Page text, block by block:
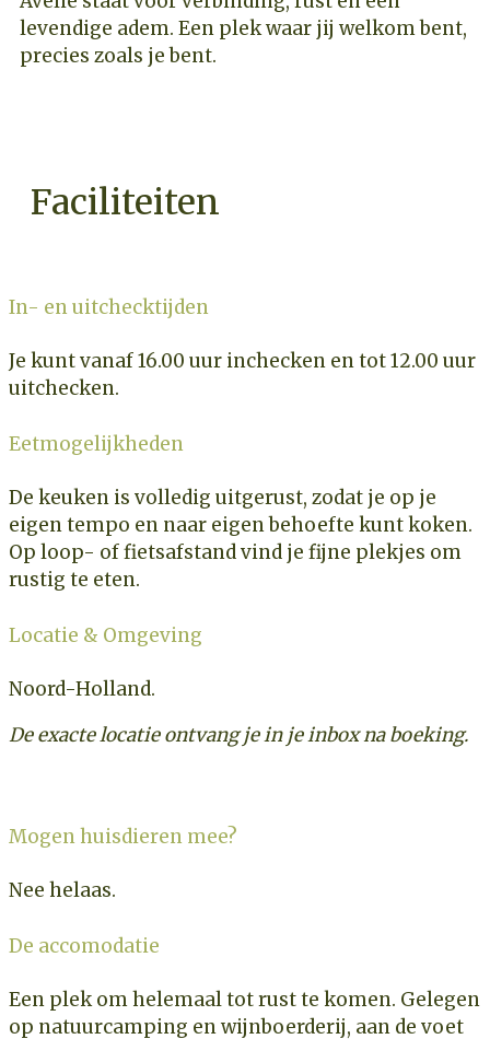
levendige adem. Een plek waar jij welkom bent,
precies zoals je bent.
Faciliteiten
In- en uitchecktijden
Je kunt vanaf 16.00 uur inchecken en tot 12.00 uur
uitchecken.
Eetmogelijkheden
De keuken is volledig uitgerust, zodat je op je
eigen tempo en naar eigen behoefte kunt koken.
Op loop- of fietsafstand vind je fijne plekjes om
rustig te eten.
Locatie & Omgeving
Noord-Holland.
De exacte locatie ontvang je in je inbox na boeking.
Mogen huisdieren mee?
Nee helaas.
De accomodatie
Een plek om helemaal tot rust te komen. Gelegen
op natuurcamping en wijnboerderij, aan de voet